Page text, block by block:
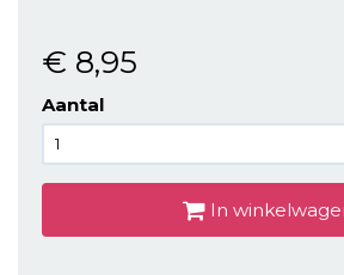
€ 8,95
Aantal
In